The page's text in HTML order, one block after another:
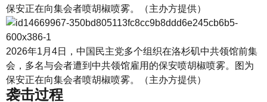
保安正在向集会者喷胡椒喷雾。（主办方提供）
2026年1月4日，中国民主党多个组织在洛杉矶中共领馆前集
会，多名与会者遭到中共领馆雇用的保安喷胡椒喷雾。图为
保安正在向集会者喷胡椒喷雾。（主办方提供）
袭击过程